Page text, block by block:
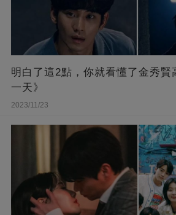
明白了這2點，你就看懂了金秀賢
一天》
2023/11/23